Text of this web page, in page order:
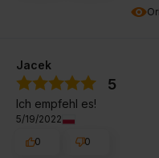
Jacek
5
Ich empfehl es!
5/19/2022
0
0